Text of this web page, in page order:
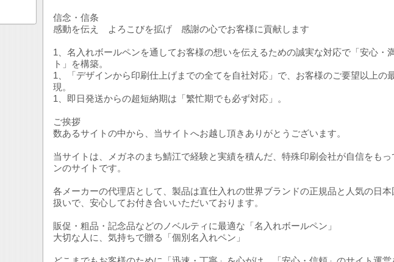
信念・信条
感動を伝え よろこびを拡げ 感謝の心でお客様に貢献します
1、名入れボールペンを通してお客様の想いを伝えるための誠実な対応で「安心・
ト」を構築。
1、「デザインから印刷仕上げまでの全てを自社対応」で、お客様のご要望以上の
現。
1、即日発送からの超短納期は「繁忙期でも必ず対応」。
ご挨拶
数あるサイトの中から、当サイトへお越し頂きありがとうございます。
当サイトは、メガネのまち鯖江で経験と実績を積んだ、特殊印刷会社が自信をも
ンのサイトです。
各メーカーの代理店として、製品は直仕入れの世界ブランドの正規品と人気の日
扱いで、安心してお付き合いいただいております。
販促・粗品・記念品などのノベルティに最適な「名入れボールペン」
大切な人に、気持ちで贈る「個別名入れペン」